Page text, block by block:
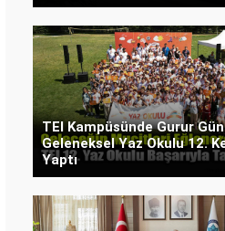
TEI Kampüsünde Gurur
Geleneksel Yaz Okulu 12.
Yaptı